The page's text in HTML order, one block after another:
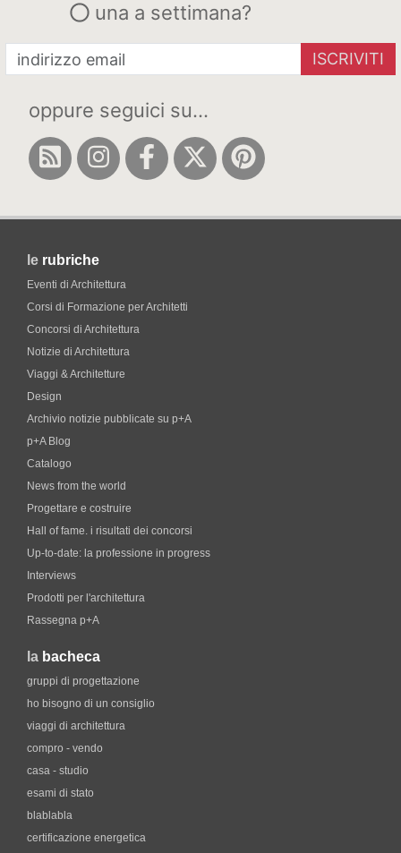
una a settimana?
ISCRIVITI
oppure seguici su...
le rubriche
Eventi di Architettura
Corsi di Formazione per Architetti
Concorsi di Architettura
Notizie di Architettura
Viaggi & Architetture
Design
Archivio notizie pubblicate su p+A
p+A Blog
Catalogo
News from the world
Progettare e costruire
Hall of fame. i risultati dei concorsi
Up-to-date: la professione in progress
Interviews
Prodotti per l'architettura
Rassegna p+A
la bacheca
gruppi di progettazione
ho bisogno di un consiglio
viaggi di architettura
compro - vendo
casa - studio
esami di stato
blablabla
certificazione energetica